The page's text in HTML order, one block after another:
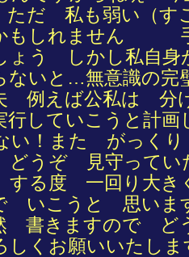
だ 私も弱い（す
もしれません
ょう しかし私自
ないと…無意識の
例えば公私は 分
していこうと計
い！また がっく
うぞ 見守ってい
る度 一回り大き
いこうと 思いま
書きますので ど
くお願いいたしま